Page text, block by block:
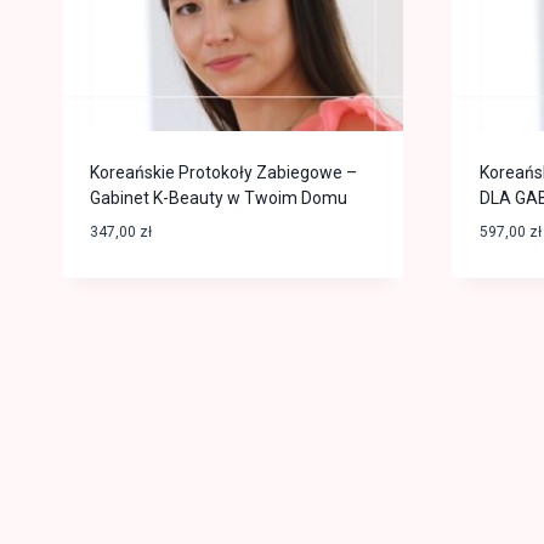
Koreańskie Protokoły Zabiegowe –
Gabinet K-Beauty w Twoim Domu
347,00 zł
DLA
597,00 zł